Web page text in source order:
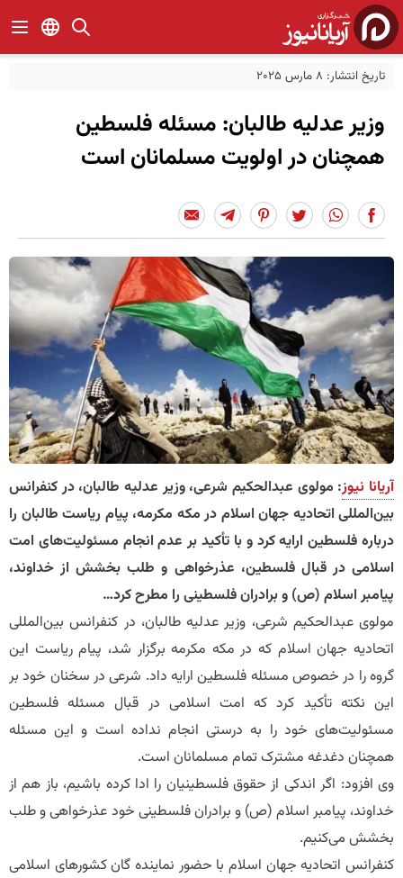
تاریخ انتشار: 8 مارس 2025
وزیر عدلیه طالبان: مسئله فلسطین
همچنان در اولویت مسلمانان است
آریانا نیوز: مولوی عبدالحکیم شرعی، وزیر عدلیه طالبان، در کنفرانس
بین‌المللی اتحادیه جهان اسلام در مکه مکرمه، پیام ریاست طالبان را
درباره فلسطین ارایه کرد و با تأکید بر عدم انجام مسئولیت‌های امت
اسلامی در قبال فلسطین، عذرخواهی و طلب بخشش از خداوند،
پیامبر اسلام (ص) و برادران فلسطینی را مطرح کرد…
مولوی عبدالحکیم شرعی، وزیر عدلیه طالبان، در کنفرانس بین‌المللی
اتحادیه جهان اسلام که در مکه مکرمه برگزار شد، پیام ریاست این
گروه را در خصوص مسئله فلسطین ارایه داد. شرعی در سخنان خود بر
این نکته تأکید کرد که امت اسلامی در قبال مسئله فلسطین
مسئولیت‌های خود را به درستی انجام نداده است و این مسئله
همچنان دغدغه مشترک تمام مسلمانان است.
وی افزود: اگر اندکی از حقوق فلسطینیان را ادا کرده باشیم، باز هم از
خداوند، پیامبر اسلام (ص) و برادران فلسطینی خود عذرخواهی و طلب
بخشش می‌کنیم.
کنفرانس اتحادیه جهان اسلام با حضور نماینده گان کشورهای اسلامی